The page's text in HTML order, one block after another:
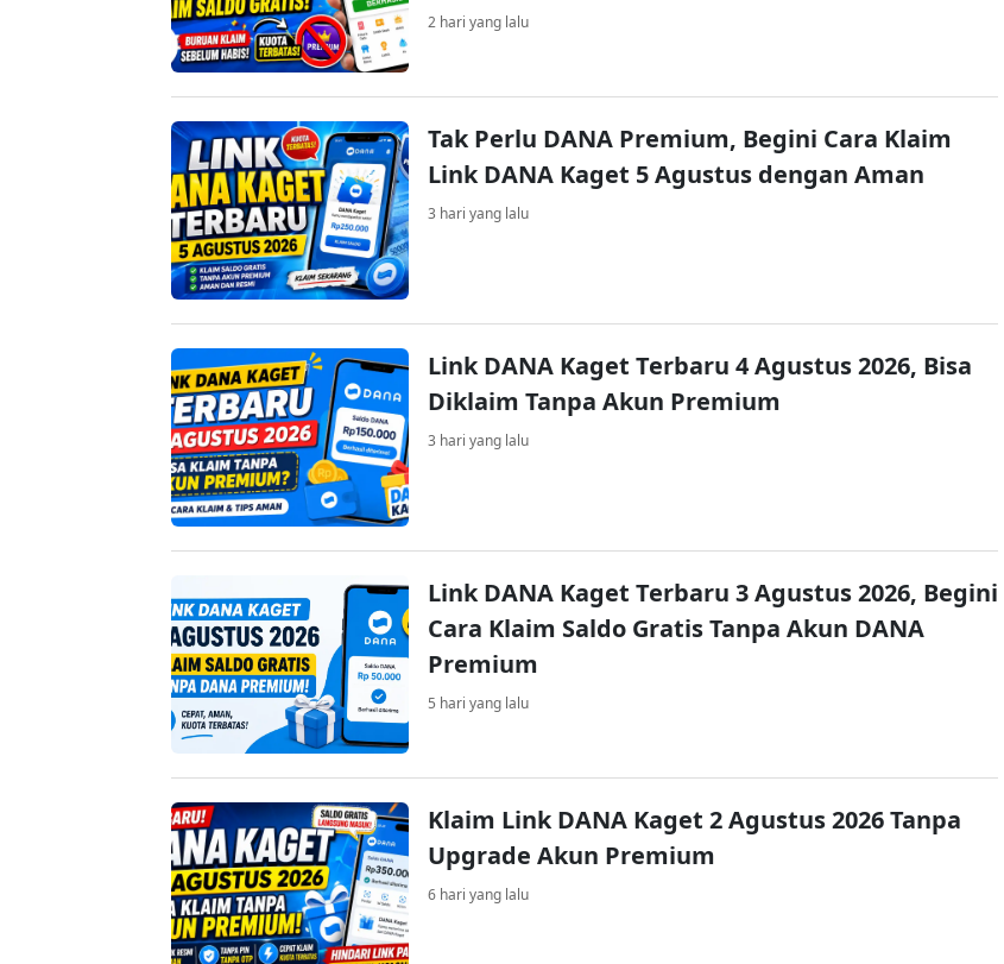
2 hari yang lalu
Tak Perlu DANA Premium, Begini Cara Klaim
Link DANA Kaget 5 Agustus dengan Aman
3 hari yang lalu
Link DANA Kaget Terbaru 4 Agustus 2026, Bisa
Diklaim Tanpa Akun Premium
3 hari yang lalu
Link DANA Kaget Terbaru 3 Agustus 2026, Begini
Cara Klaim Saldo Gratis Tanpa Akun DANA
Premium
5 hari yang lalu
Klaim Link DANA Kaget 2 Agustus 2026 Tanpa
Upgrade Akun Premium
6 hari yang lalu